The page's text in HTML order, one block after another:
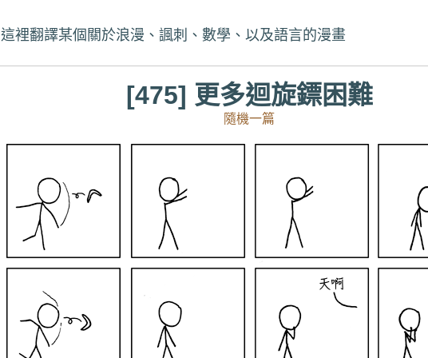
這裡翻譯某個關於浪漫、諷刺、數學、以及語言的漫畫
[475] 更多迴旋鏢困難
隨機一篇